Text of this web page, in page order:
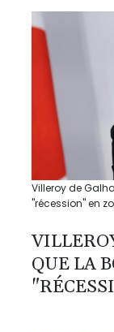
Villeroy de
"récession" en
QUE LA